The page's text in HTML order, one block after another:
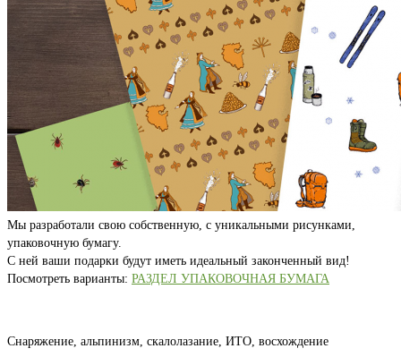
Мы разработали свою собственную, с уникальными рисунками,
упаковочную бумагу.
С ней ваши подарки будут иметь идеальный законченный вид!
Посмотреть варианты: РАЗДЕЛ УПАКОВОЧНАЯ БУМАГА
Снаряжение, альпинизм, скалолазание, ИТО, восхождение